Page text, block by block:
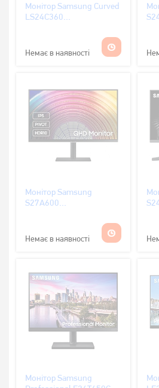
Монітор Samsung Curved
LS24C360
Немає в наявності
Монітор Samsung
S27A600
Немає в наявності
Монітор Samsung